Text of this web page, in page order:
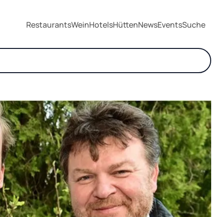
RestaurantsWeinHotelsHüttenNewsEventsSuche